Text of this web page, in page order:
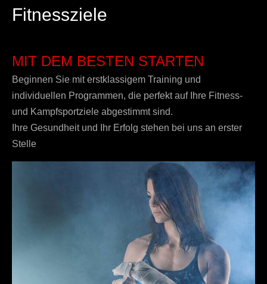
Fitnessziele
MIT DEM BESTEN STARTEN
Beginnen Sie mit erstklassigem Training und
individuellen Programmen, die perfekt auf Ihre Fitness-
und Kampfsportziele abgestimmt sind.
Ihre Gesundheit und Ihr Erfolg stehen bei uns an erster
Stelle